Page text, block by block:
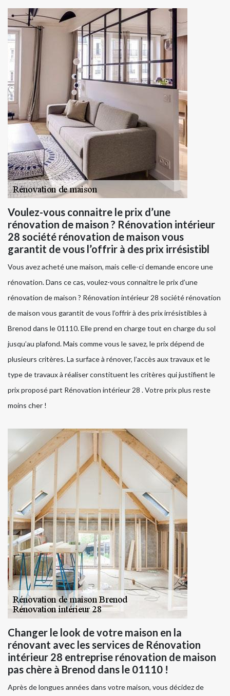
Voulez-vous connaitre le prix d’une
rénovation de maison ? Rénovation intérieur
28 société rénovation de maison vous
garantit de vous l’offrir à des prix irrésistibl
Vous avez acheté une maison, mais celle-ci demande encore une
rénovation. Dans ce cas, voulez-vous connaitre le prix d’une
rénovation de maison ? Rénovation intérieur 28 société rénovation
de maison vous garantit de vous l’offrir à des prix irrésistibles à
Brenod dans le 01110. Elle prend en charge tout en charge du sol
jusqu’au plafond. Mais comme vous le savez, le prix dépend de
plusieurs critères. La surface à rénover, l’accès aux travaux et le
type de travaux à réaliser constituent les critères qui justifient le
prix proposé part Rénovation intérieur 28 . Votre prix plus reste
moins cher !
Changer le look de votre maison en la
rénovant avec les services de Rénovation
intérieur 28 entreprise rénovation de maison
pas chère à Brenod dans le 01110 !
Après de longues années dans votre maison, vous décidez de